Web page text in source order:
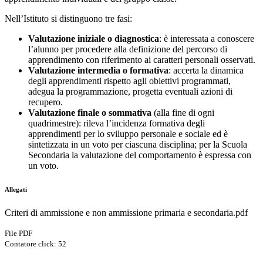
Nell’Istituto si distinguono tre fasi:
Valutazione iniziale o diagnostica: è interessata a conoscere
l’alunno per procedere alla definizione del percorso di
apprendimento con riferimento ai caratteri personali osservati.
Valutazione intermedia o formativa: accerta la dinamica
degli apprendimenti rispetto agli obiettivi programmati,
adegua la programmazione, progetta eventuali azioni di
recupero.
Valutazione finale o sommativa (alla fine di ogni
quadrimestre): rileva l’incidenza formativa degli
apprendimenti per lo sviluppo personale e sociale ed è
sintetizzata in un voto per ciascuna disciplina; per la Scuola
Secondaria la valutazione del comportamento è espressa con
un voto.
Allegati
Criteri di ammissione e non ammissione primaria e secondaria.pdf
File PDF
Contatore click: 52